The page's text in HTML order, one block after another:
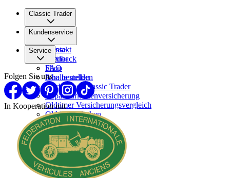
Classic Trader
Über uns
Karriere
Presse
Partner
Kundenservice
Kontakt
Feedback
FAQ
Inhalte melden
Service
Shop
Abo bestellen
Werben bei Classic Trader
Reparaturkostenversicherung
Oldtimer Versicherungsvergleich
Oldtimer Marken
Oldtimer verkaufen
Oldtimer Händler
Oldtimer Garagen
Folgen Sie uns
In Kooperation mit